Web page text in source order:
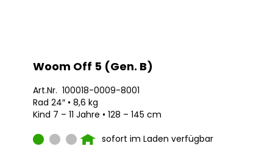
Woom Off 5 (Gen. B)
Art.Nr. 100018-0009-8001
Rad 24″ • 8,6 kg
Kind 7 – 11 Jahre • 128 – 145 cm
sofort im Laden verfügbar